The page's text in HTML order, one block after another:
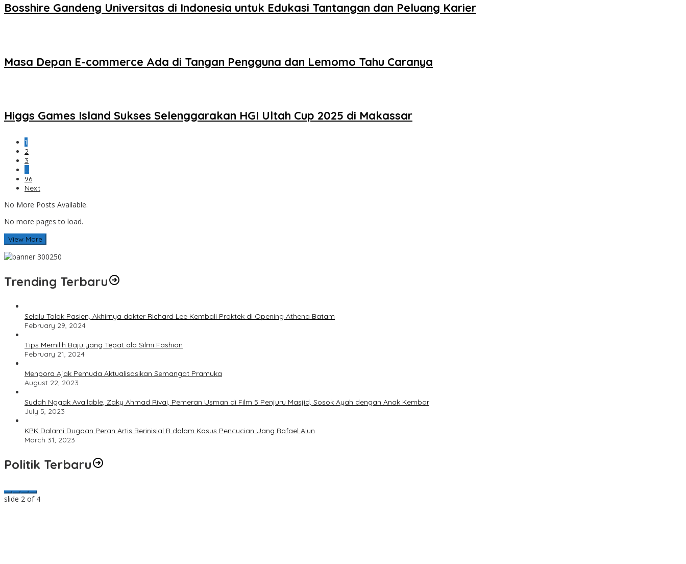
Bosshire Gandeng Universitas di Indonesia untuk Edukasi Tantangan dan Peluang Karier
Masa Depan E-commerce Ada di Tangan Pengguna dan Lemomo Tahu Caranya
Higgs Games Island Sukses Selenggarakan HGI Ultah Cup 2025 di Makassar
1
2
3
…
96
Next
No More Posts Available.
No more pages to load.
View More
Trending Terbaru
Selalu Tolak Pasien, Akhirnya dokter Richard Lee Kembali Praktek di Opening Athena Batam
February 29, 2024
Tips Memilih Baju yang Tepat ala Silmi Fashion
February 21, 2024
Menpora Ajak Pemuda Aktualisasikan Semangat Pramuka
August 22, 2023
Sudah Nggak Available, Zaky Ahmad Rivai, Pemeran Usman di Film 5 Penjuru Masjid, Sosok Ayah dengan Anak Kembar
July 5, 2023
KPK Dalami Dugaan Peran Artis Berinisial R dalam Kasus Pencucian Uang Rafael Alun
March 31, 2023
Politik Terbaru
slide 2 of 4